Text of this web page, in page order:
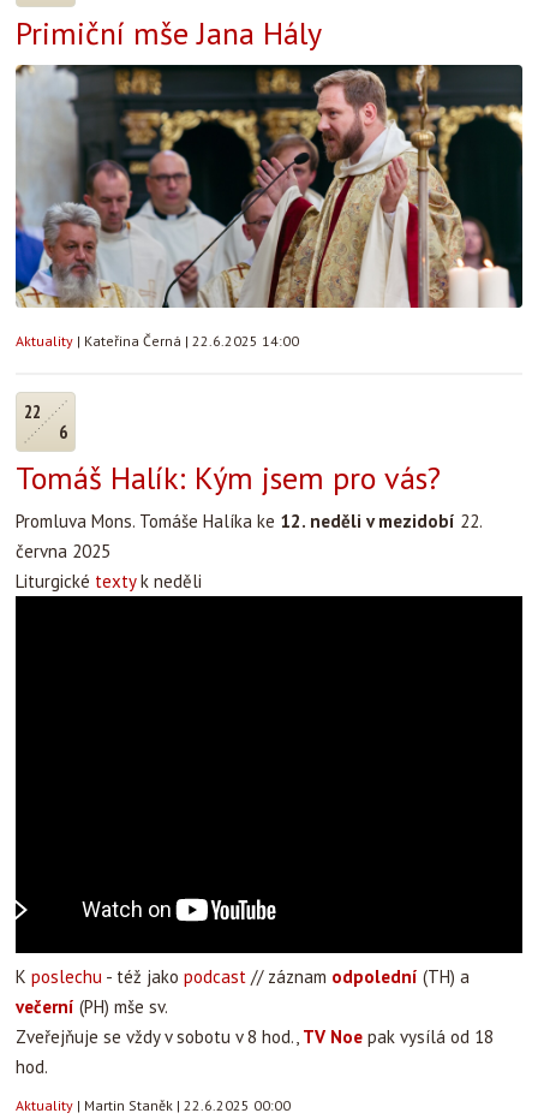
Primiční mše Jana Hály
Aktuality | Kateřina Černá | 22.6.2025 14:00
22
6
Tomáš Halík: Kým jsem pro vás?
Promluva Mons. Tomáše Halíka ke 12. neděli v mezidobí 22.
června 2025
Liturgické textyk neděli
K poslechu - též jako podcast // záznam odpolední (TH) a
večerní (PH) mše sv.
Zveřejňuje se vždy v sobotu v 8 hod., TV Noe pak vysílá od 18
hod.
Aktuality | Martin Staněk | 22.6.2025 00:00